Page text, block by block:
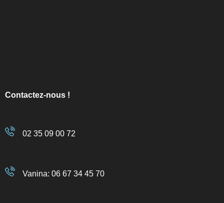
Contactez-nous !
02 35 09 00 72
Vanina: 06 67 34 45 70 ​